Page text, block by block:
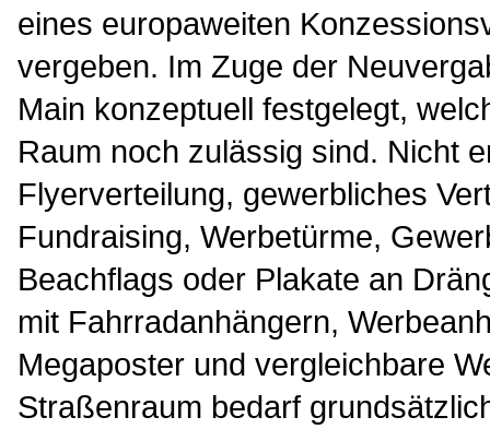
eines europaweiten
vergeben. Im Zuge der
Main konzeptuell festgelegt,
Raum noch zulässig sind. Nicht
Flyerverteilung, gewerbliches
Fundraising, Werbetürme,
Beachflags oder Plakate an
mit Fahrradanhängern,
Megaposter und vergleichbare
Straßenraum bedarf